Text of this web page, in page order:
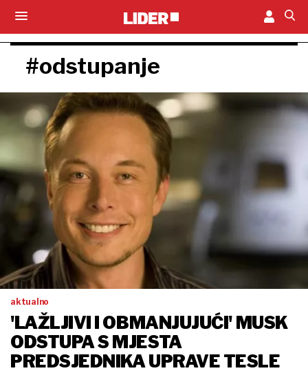
#odstupanje
aktualno
'LAŽLJIVI I OBMANJUJUĆI' MUSK
ODSTUPA S MJESTA
PREDSJEDNIKA UPRAVE TESLE